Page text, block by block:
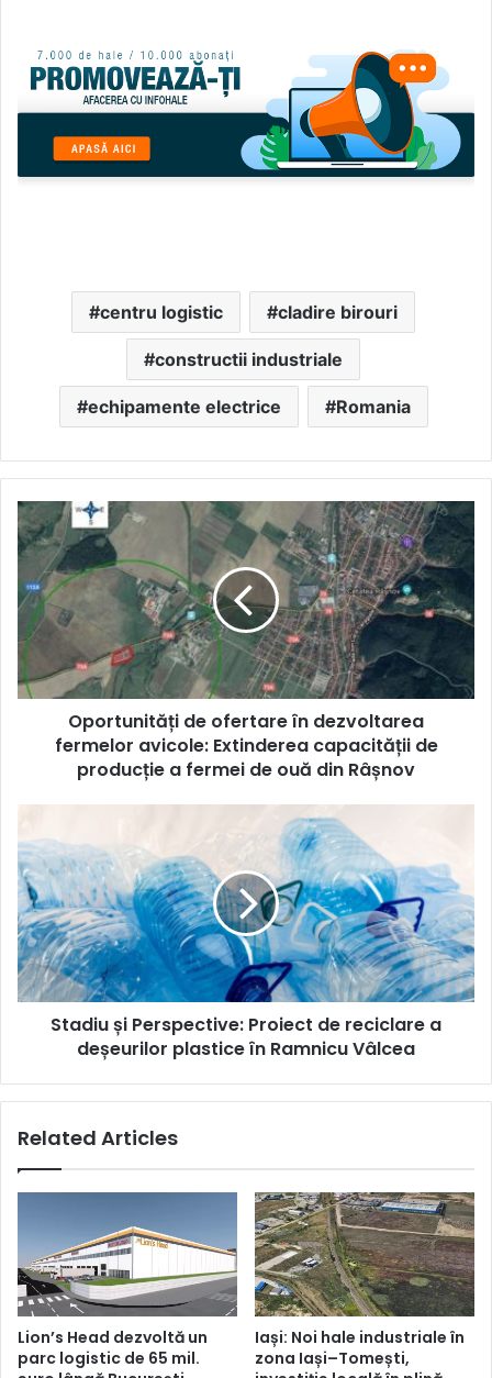
centru logistic cladire birouri
constructii industriale
echipamente electrice Romania
Oportunități
de
ofertare
în
dezvoltarea
fermelor
avicole:
Extinderea
capacității
producție
din
Râșnov
Oportunități de ofertare în dezvoltarea
fermelor avicole: Extinderea capacității de
producție a fermei de ouă din Râșnov
și
Perspective:
Proiect
de
reciclare
a
deșeurilor
plastice
Stadiu și Perspective: Proiect de reciclare a
deșeurilor plastice în Ramnicu Vâlcea
Related Articles
Lion’s Head dezvoltă un
parc logistic de 65 mil.
Iași: Noi hale industriale în
zona Iași–Tomești,